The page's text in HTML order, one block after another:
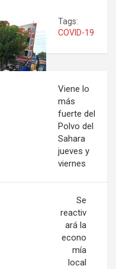
Tags:
COVID-19
Viene lo
más
fuerte del
Polvo del
Sahara
jueves y
viernes
Se
reactiv
ará la
econo
mía
local